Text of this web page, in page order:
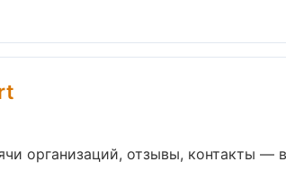
организаций, отзывы, контакты —